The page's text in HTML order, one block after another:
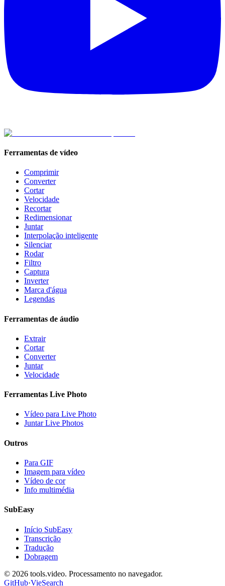
Ferramentas de vídeo
Comprimir
Converter
Cortar
Velocidade
Recortar
Redimensionar
Juntar
Interpolação inteligente
Silenciar
Rodar
Filtro
Captura
Inverter
Marca d'água
Legendas
Ferramentas de áudio
Extrair
Cortar
Converter
Juntar
Velocidade
Ferramentas Live Photo
Vídeo para Live Photo
Juntar Live Photos
Outros
Para GIF
Imagem para vídeo
Vídeo de cor
Info multimédia
SubEasy
Início SubEasy
Transcrição
Tradução
Dobragem
© 2026 tools.video. Processamento no navegador.
GitHub·VieSearch